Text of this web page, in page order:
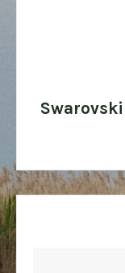
Swarovski